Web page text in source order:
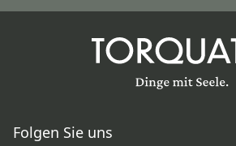
Folgen Sie uns